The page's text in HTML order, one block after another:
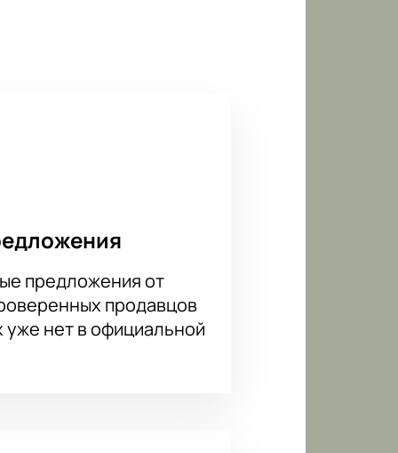
на любые вопросы.
предложения от
продавцов
нет в официальной